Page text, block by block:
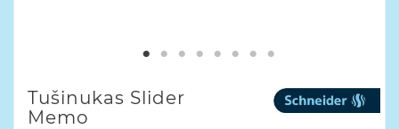
Tušinukas Slider
Memo